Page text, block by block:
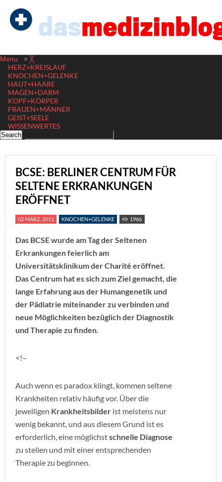
Menu ≡ ╳
HERZ+KREISLAUF
KNOCHEN+GELENKE
HAUT+HAARE
MAGEN+DARM
KOPF+KÖRPER
FRAUEN+MÄNNER
GEIST+SEELE
WISSENWERTES
BCSE: BERLINER CENTRUM FÜR
SELTENE ERKRANKUNGEN
ERÖFFNET
02 MÄRZ, 2011 KNOCHEN+GELENKE 1966
Das BCSE wurde am Tag der Seltenen
Erkrankungen feierlich am
Universitätsklinikum der Charité eröffnet.
Das Centrum hat es sich zum Ziel gemacht, die
lange Erfahrung aus der Humangenetik und
der Pädiatrie miteinander zu verbinden und
neue Möglichkeiten bezüglich der Diagnostik
und Therapie zu finden.
<!–
Auch wenn es paradox klingt, kommen seltene
Krankheiten relativ häufig vor. Über die
jeweiligen Krankheitsbilder ist meistens nur
wenig bekannt, und aus diesem Grund ist es
erforderlich, eine möglichstschnelle Diagnose
zu stellen und mit einer entsprechenden
Therapie zu beginnen.